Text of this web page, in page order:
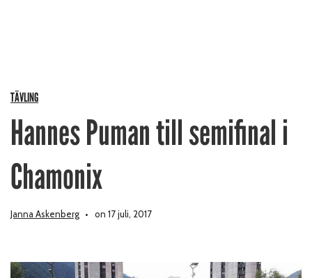
TÄVLING
Hannes Puman till semifinal i
Chamonix
Janna Askenberg on 17 juli, 2017